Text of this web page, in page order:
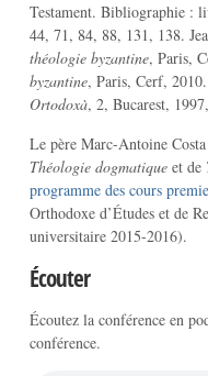
Testament. Bibliographie :
44, 71, 84, 88, 131, 138.
théologie byzantine, Paris,
byzantine, Paris, Cerf,
Ortodoxà, 2, Bucarest,
Le père Marc-Antoine Costa
Théologie dogmatiqueet de
programme des cours
Orthodoxe d’Études et de
universitaire 2015-2016).
Écouter
Écoutez la conférence en
conférence.